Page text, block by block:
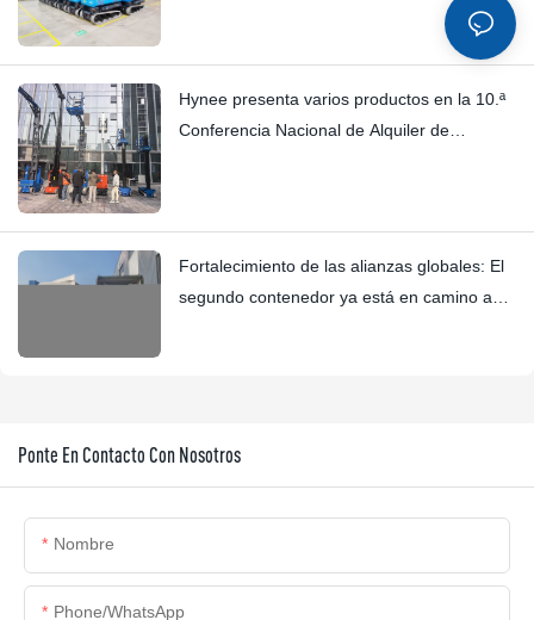
Hynee presenta varios productos en la 10.ª
Conferencia Nacional de Alquiler de
Fortalecimiento de las alianzas globales: El
segundo contenedor ya está en camino a
Ponte En Contacto Con Nosotros
Nombre
Phone/whatsApp